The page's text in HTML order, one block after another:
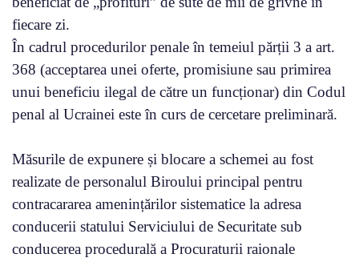
fiecare zi.
În cadrul procedurilor penale în temeiul părții 3 a art.
368 (acceptarea unei oferte, promisiune sau primirea
unui beneficiu ilegal de către un funcționar) din Codul
penal al Ucrainei este în curs de cercetare preliminară.
Măsurile de expunere și blocare a schemei au fost
realizate de personalul Biroului principal pentru
contracararea amenințărilor sistematice la adresa
conducerii statului Serviciului de Securitate sub
conducerea procedurală a Procuraturii raionale